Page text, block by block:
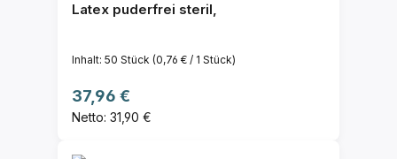
Latex puderfrei steril,
Inhalt: 50 Stück (0,76 € / 1 Stück)
Regulärer Preis:
37,96 €
Netto: 31,90 €